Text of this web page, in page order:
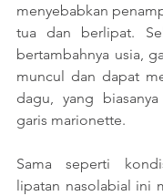
menyebabkan
tua dan berlipat.
bertambahnya usia,
muncul dan dapat
dagu, yang
garis marionette.
Sama seperti
lipatan nasolabial ini